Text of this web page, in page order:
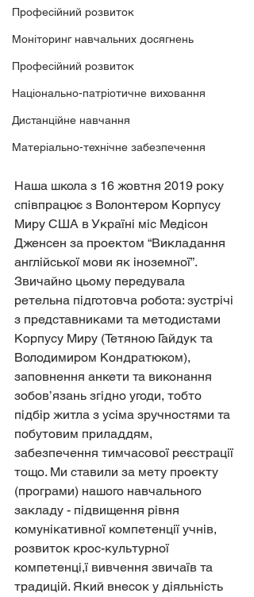
Професійний розвиток
Моніторинг навчальних досягнень
Професійний розвиток
Національно-патріотичне виховання
Дистанційне навчання
Матеріально-технічне забезпечення
Наша школа з 16 жовтня 2019 року
співпрацює з Волонтером Корпусу
Миру США в Україні міс Медісон
Дженсен за проектом “Викладання
англійської мови як іноземної”.
Звичайно цьому передувала
ретельна підготовча робота: зустрічі
з представниками та методистами
Корпусу Миру (Тетяною Гайдук та
Володимиром Кондратюком),
заповнення анкети та виконання
зобов’язань згідно угоди, тобто
підбір житла з усіма зручностями та
побутовим приладдям,
забезпечення тимчасової реєстрації
тощо. Ми ставили за мету проекту
(програми) нашого навчального
закладу - підвищення рівня
комунікативної компетенції учнів,
розвиток крос-культурної
компетенці,ї вивчення звичаїв та
традицій. Який внесок у діяльність